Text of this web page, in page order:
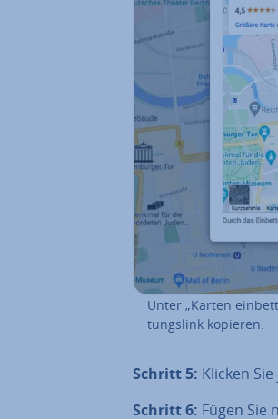
Unter „Karten
tungs­link kopieren.
Schritt 5: Klicken
Schritt 6: Fügen Sie